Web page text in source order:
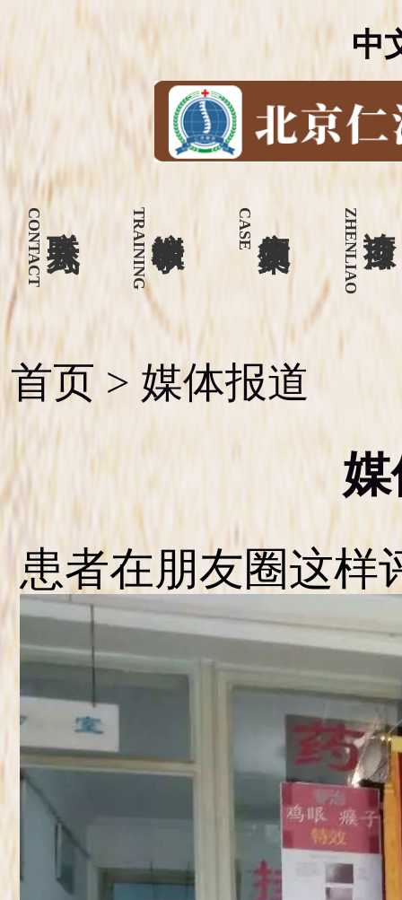
中
CONTACT TRAINING CASE ZHENLIAO
首页 > 媒体报道
患者在朋友圈这样